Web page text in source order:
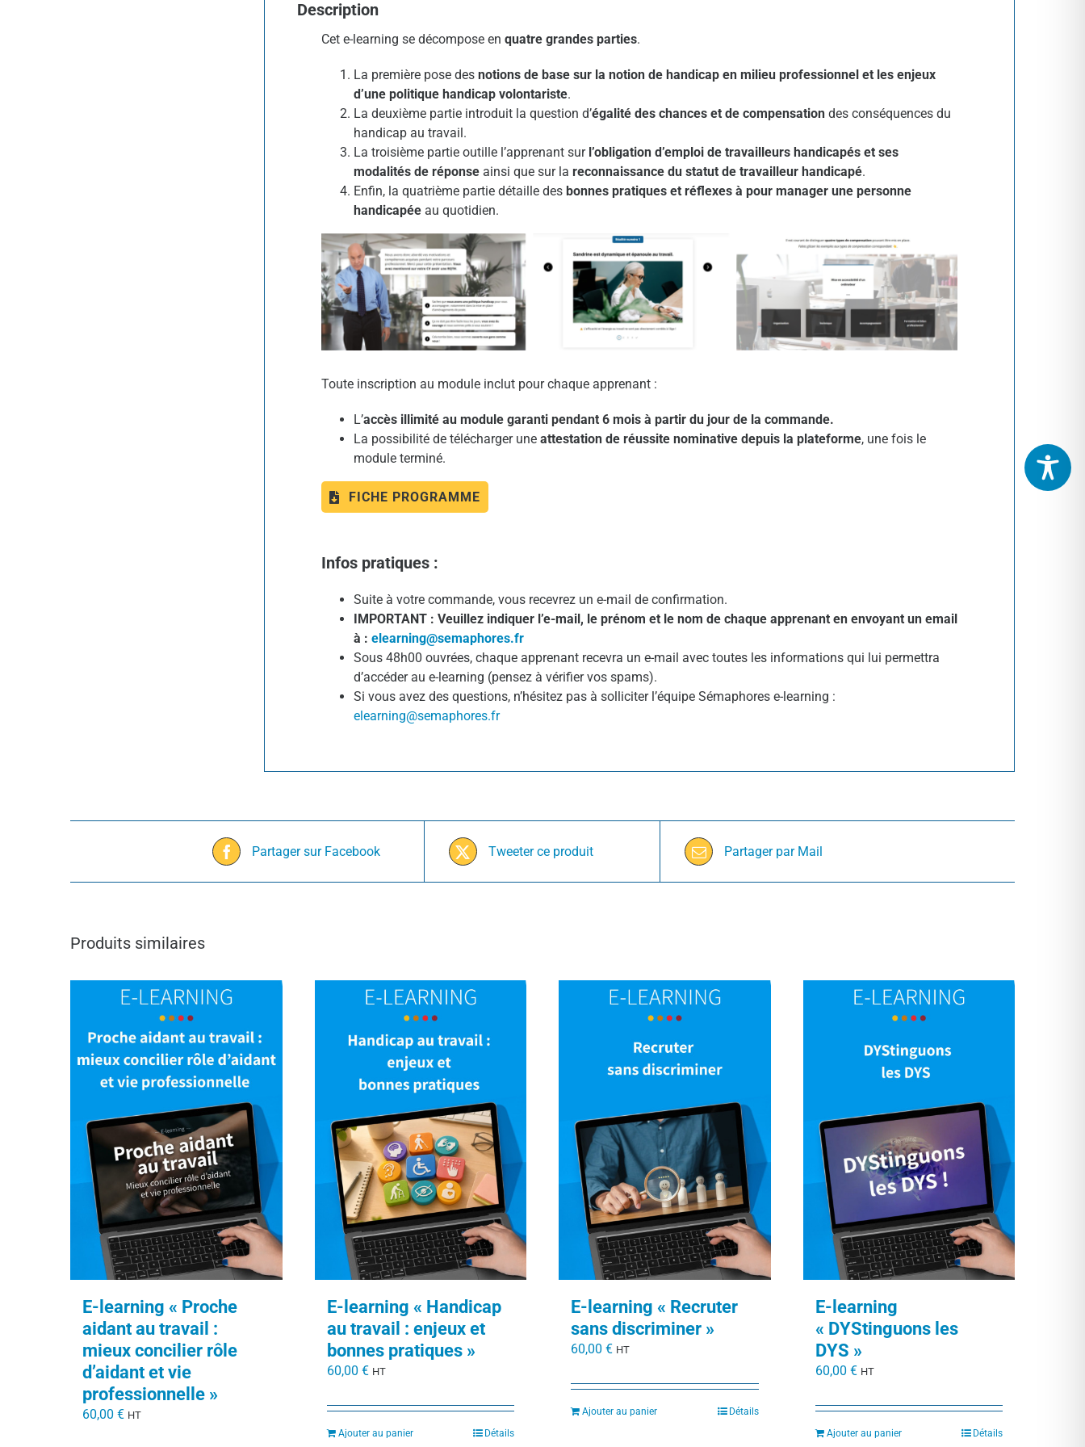
Description
Cet e-learning se décompose en quatre grandes parties.
La première pose des notions de base sur la notion de handicap en milieu professionnel et les enjeux
d’une politique handicap volontariste.
La deuxième partie introduit la question d’égalité des chances et de compensationdes conséquences du
handicap au travail.
La troisième partie outille l’apprenant sur l’obligation d’emploi de travailleurs handicapés et ses
modalités de réponseainsi que sur la reconnaissance du statut de travailleur handicapé.
Enfin, la quatrième partie détaille des bonnes pratiques et réflexes à pour manager une personne
handicapéeau quotidien.
Toute inscription au module inclut pour chaque apprenant :
L’accès illimité au module garanti pendant 6 mois à partir du jour de la commande.
La possibilité de télécharger une attestation de réussite nominative depuis la plateforme, une fois le
module terminé.
FICHE PROGRAMME
Infos pratiques :
Suite à votre commande, vous recevrez un e-mail de confirmation.
IMPORTANT : Veuillez indiquer l’e-mail, le prénom et le nom de chaque apprenant en envoyant un email
à : elearning@semaphores.fr
Sous 48h00 ouvrées, chaque apprenant recevra un e-mail avec toutes les informations qui lui permettra
d’accéder au e-learning (pensez à vérifier vos spams).
Si vous avez des questions, n’hésitez pas à solliciter l’équipe Sémaphores e-learning :
elearning@semaphores.fr
Partager sur Facebook Tweeter ce produit Partager par Mail
Produits similaires
E-learning « Proche
aidant au travail :
mieux concilier rôle
d’aidant et vie
professionnelle »
60,00 € HT
E-learning « Handicap
au travail : enjeux et
bonnes pratiques »
60,00 € HT
Ajouter au panier Détails
E-learning « Recruter
sans discriminer »
60,00 € HT
Ajouter au panier Détails
E-learning
« DYStinguons les
DYS »
60,00 € HT
Ajouter au panier Détails